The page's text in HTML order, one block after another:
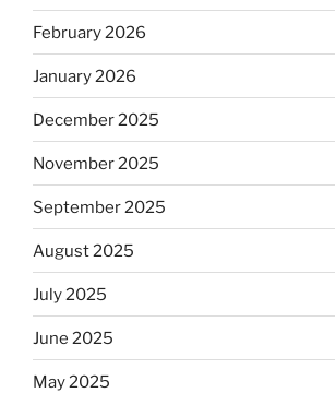
February 2026
January 2026
December 2025
November 2025
September 2025
August 2025
July 2025
June 2025
May 2025